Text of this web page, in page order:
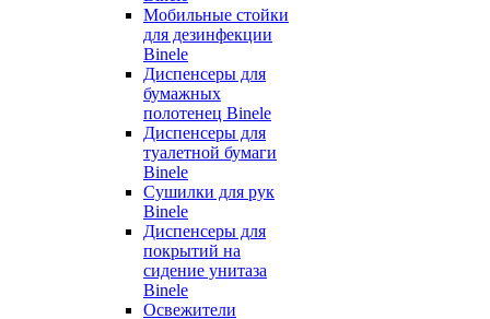
Мобильные стойки
для дезинфекции
Binele
Диспенсеры для
бумажных
полотенец Binele
Диспенсеры для
туалетной бумаги
Binele
Сушилки для рук
Binele
Диспенсеры для
покрытий на
сидение унитаза
Binele
Освежители